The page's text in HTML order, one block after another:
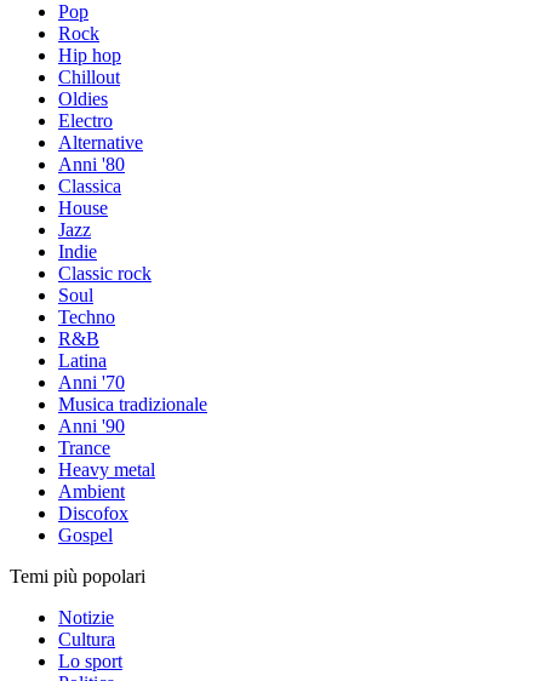
Pop
Rock
Hip hop
Chillout
Oldies
Electro
Alternative
Anni '80
Classica
House
Jazz
Indie
Classic rock
Soul
Techno
R&B
Latina
Anni '70
Musica tradizionale
Anni '90
Trance
Heavy metal
Ambient
Discofox
Gospel
Temi più popolari
Notizie
Cultura
Lo sport